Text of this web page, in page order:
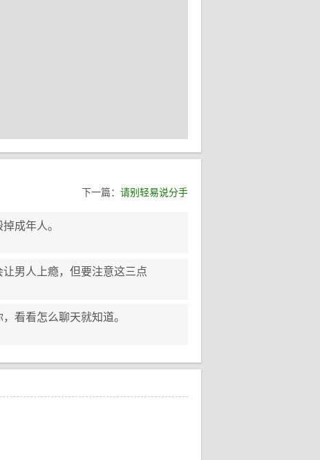
下一篇： 请别轻易说分手
成年人。
男人上瘾，但要注意这三点
看看怎么聊天就知道。